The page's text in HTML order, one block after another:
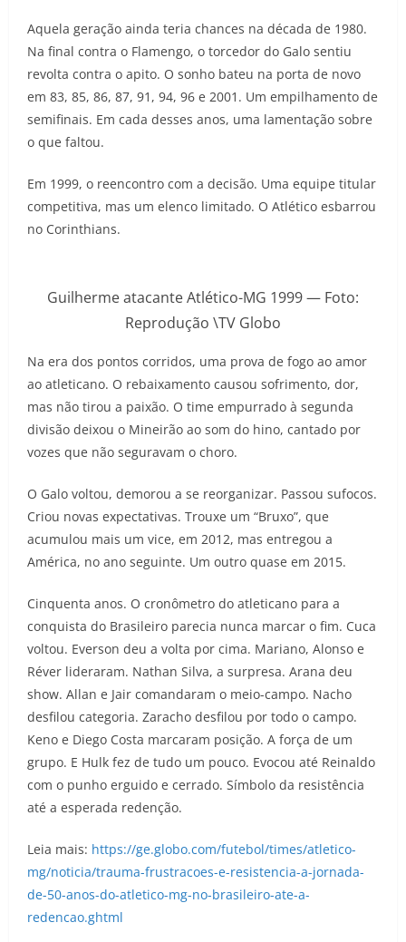
Aquela geração ainda teria chances na década de 1980.
Na final contra o Flamengo, o torcedor do Galo sentiu
revolta contra o apito. O sonho bateu na porta de novo
em 83, 85, 86, 87, 91, 94, 96 e 2001. Um empilhamento de
semifinais. Em cada desses anos, uma lamentação sobre
o que faltou.
Em 1999, o reencontro com a decisão. Uma equipe titular
competitiva, mas um elenco limitado. O Atlético esbarrou
no Corinthians.
Guilherme atacante Atlético-MG 1999 — Foto:
Reprodução \TV Globo
Na era dos pontos corridos, uma prova de fogo ao amor
ao atleticano. O rebaixamento causou sofrimento, dor,
mas não tirou a paixão. O time empurrado à segunda
divisão deixou o Mineirão ao som do hino, cantado por
vozes que não seguravam o choro.
O Galo voltou, demorou a se reorganizar. Passou sufocos.
Criou novas expectativas. Trouxe um “Bruxo”, que
acumulou mais um vice, em 2012, mas entregou a
América, no ano seguinte. Um outro quase em 2015.
Cinquenta anos. O cronômetro do atleticano para a
conquista do Brasileiro parecia nunca marcar o fim. Cuca
voltou. Everson deu a volta por cima. Mariano, Alonso e
Réver lideraram. Nathan Silva, a surpresa. Arana deu
show. Allan e Jair comandaram o meio-campo. Nacho
desfilou categoria. Zaracho desfilou por todo o campo.
Keno e Diego Costa marcaram posição. A força de um
grupo. E Hulk fez de tudo um pouco. Evocou até Reinaldo
com o punho erguido e cerrado. Símbolo da resistência
até a esperada redenção.
Leia mais: https://ge.globo.com/futebol/times/atletico-
mg/noticia/trauma-frustracoes-e-resistencia-a-jornada-
de-50-anos-do-atletico-mg-no-brasileiro-ate-a-
redencao.ghtml